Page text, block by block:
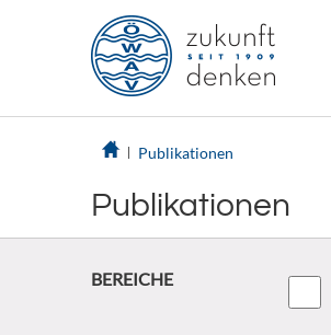
Publikationen
Publikationen
BEREICHE